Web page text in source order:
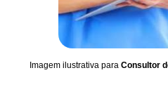
Imagem ilustrativa paraConsultor